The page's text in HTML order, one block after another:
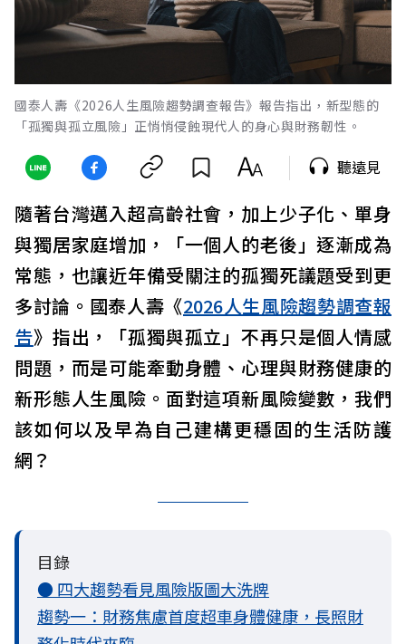
國泰人壽《2026人生風險趨勢調查報告》報告指出，新型態的
「孤獨與孤立風險」正悄悄侵蝕現代人的身心與財務韌性。
聽遠見
隨著台灣邁入超高齡社會，加上少子化、單身
與獨居家庭增加，「一個人的老後」逐漸成為
常態，也讓近年備受關注的孤獨死議題受到更
多討論。國泰人壽《2026人生風險趨勢調查報
告》指出，「孤獨與孤立」不再只是個人情感
問題，而是可能牽動身體、心理與財務健康的
新形態人生風險。面對這項新風險變數，我們
該如何以及早為自己建構更穩固的生活防護
網？
目錄
● 四大趨勢看見風險版圖大洗牌
趨勢一：財務焦慮首度超車身體健康，長照財